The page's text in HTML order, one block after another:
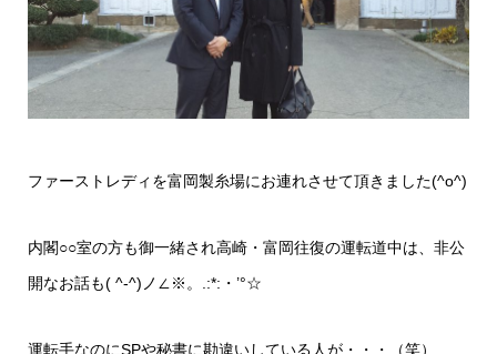
ファーストレディを富岡製糸場にお連れさせて頂きました(^o^)
内閣○○室の方も御一緒され高崎・富岡往復の運転道中は、非公
開なお話も( ^-^)ノ∠※。.:*:・’°☆
運転手なのにSPや秘書に勘違いしている人が・・・（笑）